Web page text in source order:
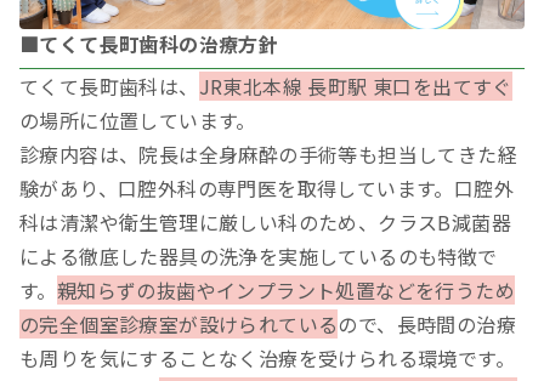
■てくて長町歯科の治療方針
てくて長町歯科は、 JR東北本線 長町駅 東口を出てすぐ
の場所に位置しています。
診療内容は、院長は全身麻酔の手術等も担当してきた経
験があり、口腔外科の専門医を取得しています。口腔外
科は清潔や衛生管理に厳しい科のため、クラスB減菌器
による徹底した器具の洗浄を実施しているのも特徴で
す。 親知らずの抜歯やインプラント処置などを行うため
の完全個室診療室が設けられているので、長時間の治療
も周りを気にすることなく治療を受けられる環境です。